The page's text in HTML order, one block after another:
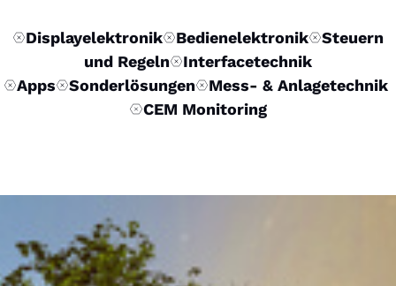
Displayelektronik Bedienelektronik
Steuern
und Regeln
Interfacetechnik
Apps
Sonderlösungen
Mess- & Anlagetechnik
CEM Monitoring